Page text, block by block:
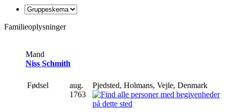
Familieoplysninger
Mand
Niss Schmith
Fødsel
aug.
1763
Pjedsted, Holmans, Vejle, Denmark